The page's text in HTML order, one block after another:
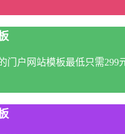
门户网站模板最低只需299